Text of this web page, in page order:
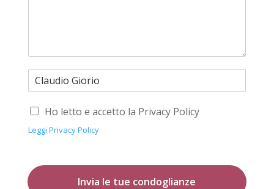
Ho letto e accetto la Privacy Policy
Leggi Privacy Policy
Invia le tue condoglianze